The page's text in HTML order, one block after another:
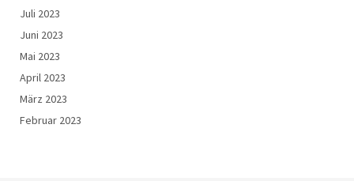
Juli 2023
Juni 2023
Mai 2023
April 2023
März 2023
Februar 2023